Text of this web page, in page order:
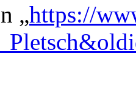
„https://